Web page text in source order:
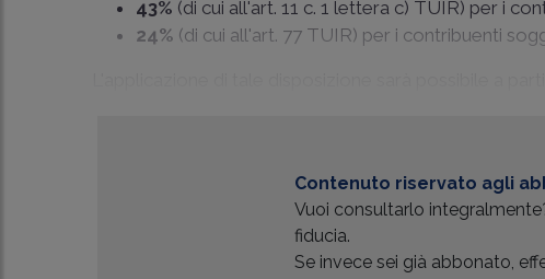
43% (di cui all'art. 11 c. 1 lettera c) TUIR) per i
24% (di cui all'art. 77 TUIR) per i contribuenti
Contenuto riservato agli
Vuoi consultarlo
fiducia.
Se invece sei già abbonato,